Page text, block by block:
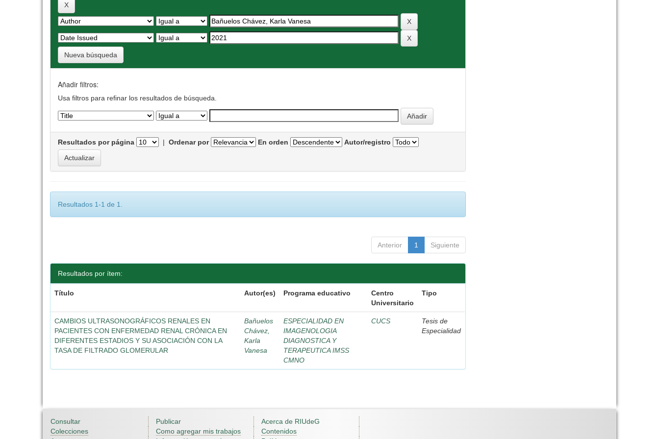
Nueva búsqueda
Añadir filtros:
Usa filtros para refinar los resultados de búsqueda.
Resultados por página | Ordenar por En orden Autor/registro
Resultados 1-1 de 1.
Anterior 1 Siguiente
Resultados por ítem:
Título Autor(es) Programa educativo
Centro
Universitario
Tipo
CAMBIOS ULTRASONOGRÁFICOS RENALES EN
PACIENTES CON ENFERMEDAD RENAL CRÓNICA EN
DIFERENTES ESTADIOS Y SU ASOCIACIÓN CON LA
TASA DE FILTRADO GLOMERULAR
Bañuelos
Chávez,
Karla
Vanesa
ESPECIALIDAD EN
IMAGENOLOGIA
DIAGNOSTICA Y
TERAPEUTICA IMSS
CMNO
CUCS
Tesis de
Especialidad
Consultar
Colecciones
Publicar
Como agregar mis trabajos
Acerca de RIUdeG
Contenidos